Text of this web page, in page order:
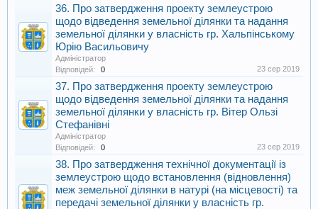
36. Про затвердження проекту землеустрою
щодо відведення земельної ділянки та надання
земельної ділянки у власність гр. Хальпінському
Юрію Васильовичу
Адміністратор
Відповідей:
0 23 сер 2019
37. Про затвердження проекту землеустрою
щодо відведення земельної ділянки та надання
земельної ділянки у власність гр. Вітер Ользі
Стефанівні
Адміністратор
Відповідей:
0 23 сер 2019
38. Про затвердження технічної документації із
землеустрою щодо встановлення (відновлення)
меж земельної ділянки в натурі (на місцевості) та
передачі земельної ділянки у власність гр.